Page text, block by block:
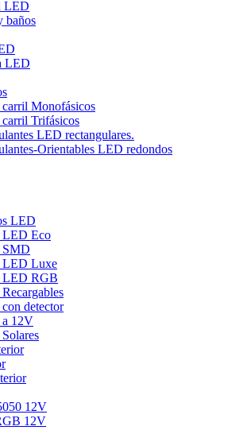
LED
baños
LED
Monofásicos
Trifásicos
LED rectangulares.
Orientables LED redondos
LED
LED Eco
SMD
LED Luxe
LED RGB
detector
12V
12V
12V